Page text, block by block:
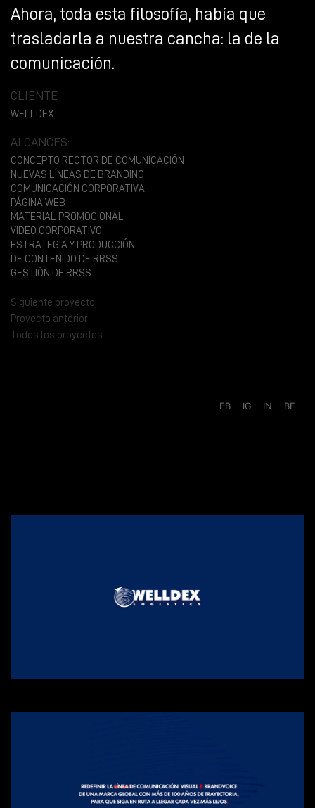
FB IG IN BE
Ahora, toda esta filosofía, había que
trasladarla a nuestra cancha: la de la
comunicación.
CLIENTE
WELLDEX
ALCANCES:
CONCEPTO RECTOR DE COMUNICACIÓN
NUEVAS LÍNEAS DE BRANDING
COMUNICACIÓN CORPORATIVA
PÁGINA WEB
MATERIAL PROMOCIONAL
VIDEO CORPORATIVO
ESTRATEGIA Y PRODUCCIÓN
DE CONTENIDO DE RRSS
GESTIÓN DE RRSS
Siguiente proyecto
Proyecto anterior
Todos los proyectos